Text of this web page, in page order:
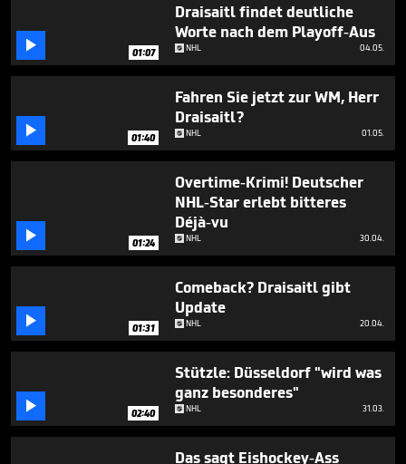
seconds
 01:07
Draisaitl findet deutliche
Worte nach dem Playoff-Aus
NHL 04.05.
 01:40
Fahren Sie jetzt zur WM, Herr
Draisaitl?
NHL 01.05.
 01:24
Overtime-Krimi! Deutscher
NHL-Star erlebt bitteres
Déjà-vu
NHL 30.04.
 01:31
Comeback? Draisaitl gibt
Update
NHL 20.04.
 02:40
Stützle: Düsseldorf "wird was
ganz besonderes"
NHL 31.03.
Das sagt Eishockey-Ass